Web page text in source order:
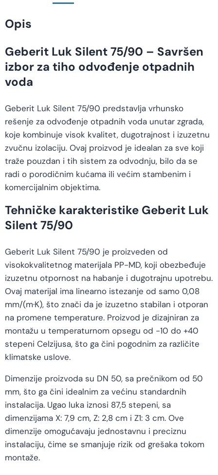
Opis
Geberit Luk Silent 75/90 – Savršen
izbor za tiho odvođenje otpadnih
voda
Geberit Luk Silent 75/90 predstavlja vrhunsko
rešenje za odvođenje otpadnih voda unutar zgrada,
koje kombinuje visok kvalitet, dugotrajnost i izuzetnu
zvučnu izolaciju. Ovaj proizvod je idealan za sve koji
traže pouzdan i tih sistem za odvodnju, bilo da se
radi o porodičnim kućama ili većim stambenim i
komercijalnim objektima.
Tehničke karakteristike Geberit Luk
Silent 75/90
Geberit Luk Silent 75/90 je proizveden od
visokokvalitetnog materijala PP-MD, koji obezbeđuje
izuzetnu otpornost na habanje i dugotrajnu upotrebu.
Ovaj materijal ima linearno istezanje od samo 0,08
mm/(m·K), što znači da je izuzetno stabilan i otporan
na promene temperature. Proizvod je dizajniran za
montažu u temperaturnom opsegu od -10 do +40
stepeni Celzijusa, što ga čini pogodnim za različite
klimatske uslove.
Dimenzije proizvoda su DN 50, sa prečnikom od 50
mm, što ga čini idealnim za većinu standardnih
instalacija. Ugao luka iznosi 87,5 stepeni, sa
dimenzijama X: 7,9 cm, Z: 2,8 cm i Z1: 3 cm. Ove
dimenzije omogućavaju jednostavnu i preciznu
instalaciju, čime se smanjuje rizik od grešaka tokom
montaže.